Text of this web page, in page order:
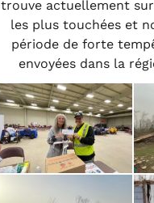
trouve actuellement
les plus touchées et
période de forte
envoyées dans la